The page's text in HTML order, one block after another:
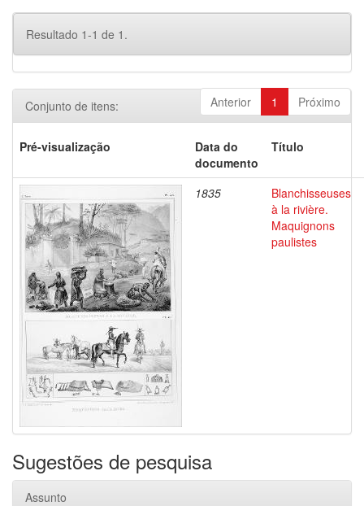
Resultado 1-1 de 1.
Anterior 1 Próximo
Conjunto de itens:
Pré-visualização
Data do
documento
Título
1835
Blanchisseuses
à la rivière.
Maquignons
paulistes
Sugestões de pesquisa
Assunto